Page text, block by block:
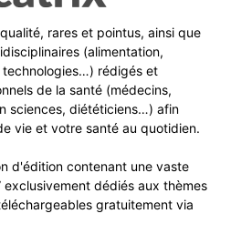
rares et pointus, ainsi que
(alimentation,
rédigés et
de la santé (médecins,
sciences, diététiciens…) afin
vie et votre santé au quotidien.
d'édition contenant une vaste
exclusivement dédiés aux thèmes
gratuitement via